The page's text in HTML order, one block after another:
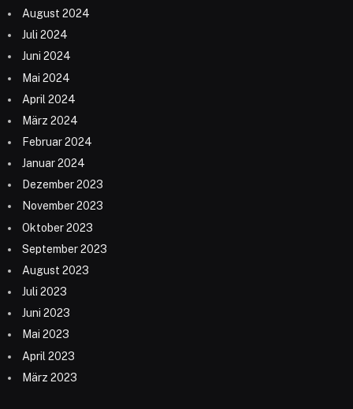
August 2024
Juli 2024
Juni 2024
Mai 2024
April 2024
März 2024
Februar 2024
Januar 2024
Dezember 2023
November 2023
Oktober 2023
September 2023
August 2023
Juli 2023
Juni 2023
Mai 2023
April 2023
März 2023